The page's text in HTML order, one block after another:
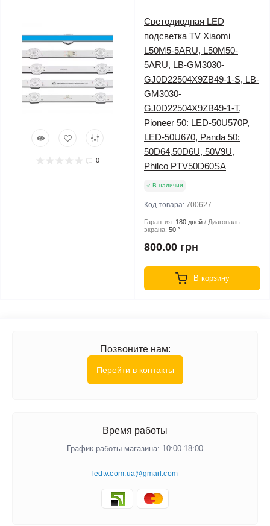
0
Светодиодная LED
подсветка TV Xiaomi
L50M5-5ARU, L50M50-
5ARU, LB-GM3030-
GJ0D22504X9ZB49-1-S, LB-
GM3030-
GJ0D22504X9ZB49-1-T,
Pioneer 50: LED-50U570P,
LED-50U670, Panda 50:
50D64,50D6U, 50V9U,
Philco PTV50D60SA
В наличии
Код товара: 700627
Гарантия: 180 дней
Диагональ
экрана: 50 ″
800.00 грн
В корзину
Позвоните нам:
Перейти в контакты
Время работы
График работы магазина: 10:00-18:00
ledtv.com.ua@gmail.com